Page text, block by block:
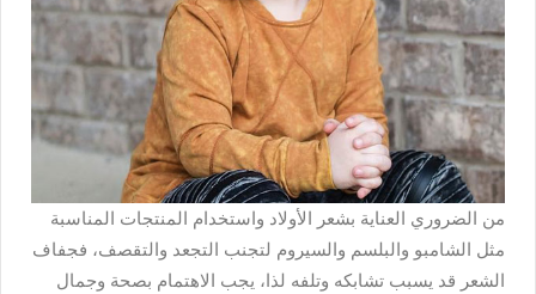
من الضروري العناية بشعر الأولاد واستخدام المنتجات المناسبة
مثل الشامبو والبلسم والسيروم لتجنب التجعد والتقصف، فجفاف
الشعر قد يسبب تشابكه وتلفه لذا، يجب الاهتمام بصحة وجمال